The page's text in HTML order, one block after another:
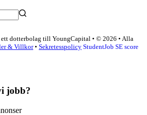
dotterbolag till YoungCapital • © 2026 • Alla
& Villkor• Sekretesspolicy StudentJob SE score
jobb?